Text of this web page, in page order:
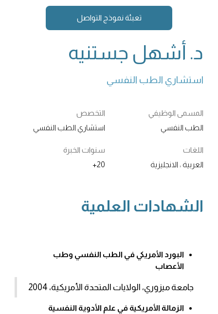
تعبئة نموذج التواصل
د. أشهل جستنيه
استشاري الطب النفسي
المسمى الوظيفي
الطب النفسي
التخصص
استشاري الطب النفسي
اللغات
العربية ، الانجليزية
سنوات الخبرة
20+
الشهادات العلمية
البورد الأمريكي في الطب النفسي وطب
الأعصاب
جامعة ميزوري، الولايات المتحدة الأمريكية، 2004
الزمالة الأمريكية في علم الأدوية النفسية